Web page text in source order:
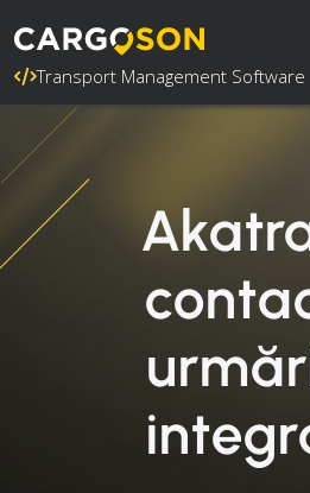
Transport Management Software